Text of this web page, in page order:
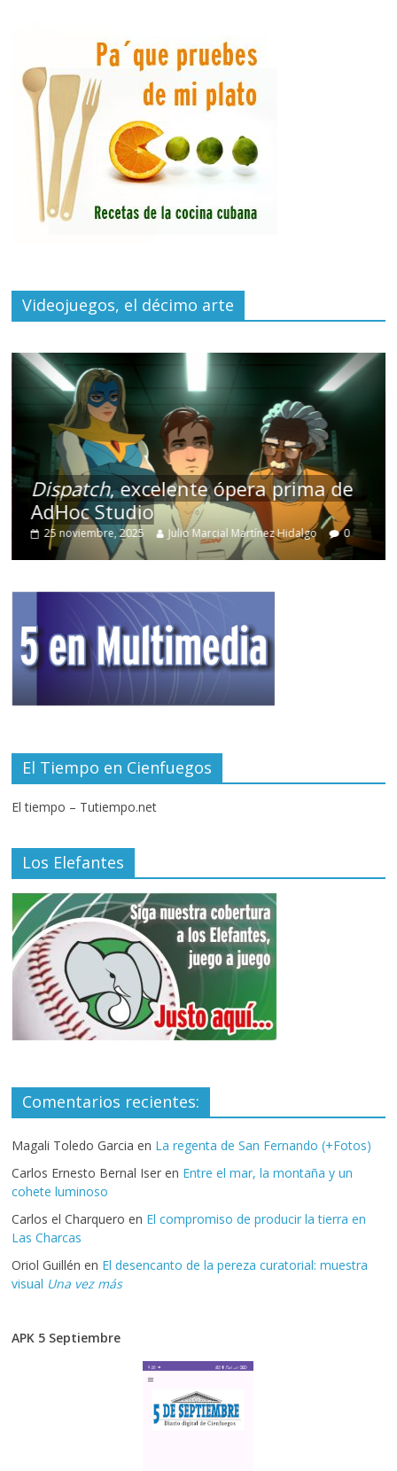
Videojuegos, el décimo arte
Dispatch, excelente ópera prima de
AdHoc Studio
25 noviembre, 2025 Julio Marcial Martínez Hidalgo 0
El Tiempo en Cienfuegos
El tiempo – Tutiempo.net
Los Elefantes
Comentarios recientes:
Magali Toledo Garcia en La regenta de San Fernando (+Fotos)
Carlos Ernesto Bernal Iser en Entre el mar, la montaña y un
cohete luminoso
Carlos el Charquero en El compromiso de producir la tierra en
Las Charcas
Oriol Guillén en El desencanto de la pereza curatorial: muestra
visual Una vez más
APK 5 Septiembre